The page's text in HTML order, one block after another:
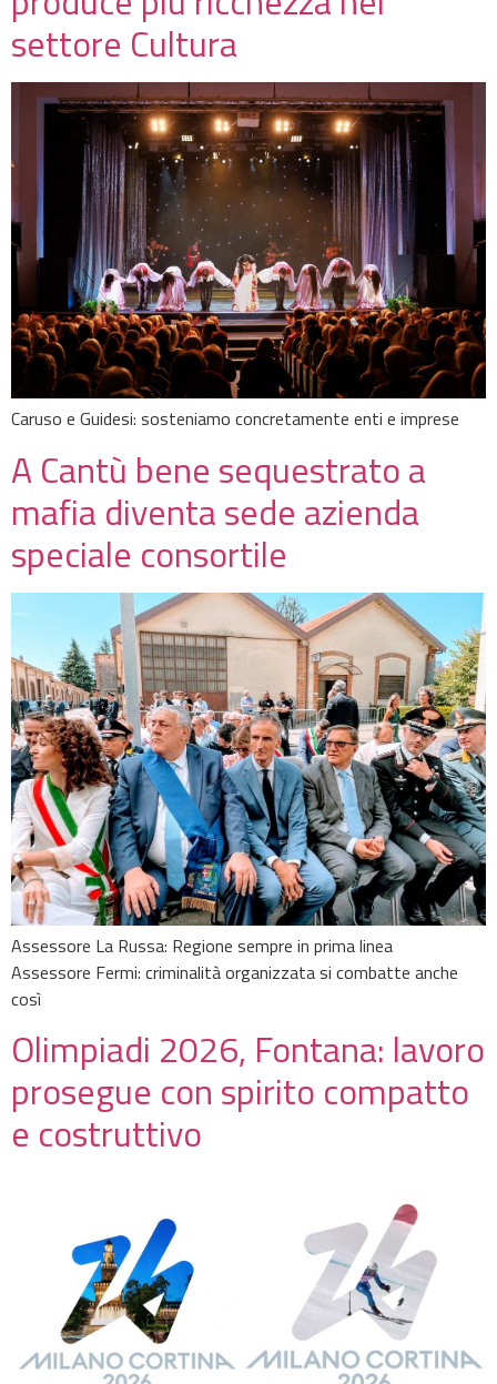
settore Cultura
Caruso e Guidesi: sosteniamo concretamente enti e imprese
A Cantù bene sequestrato a
mafia diventa sede azienda
speciale consortile
Assessore La Russa: Regione sempre in prima linea
Assessore Fermi: criminalità organizzata si combatte anche
così
Olimpiadi 2026, Fontana: lavoro
prosegue con spirito compatto
e costruttivo